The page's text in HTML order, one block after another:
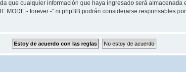
que cualquier información que haya ingresado será
MODE - forever -” ni phpBB podrán considerarse responsables